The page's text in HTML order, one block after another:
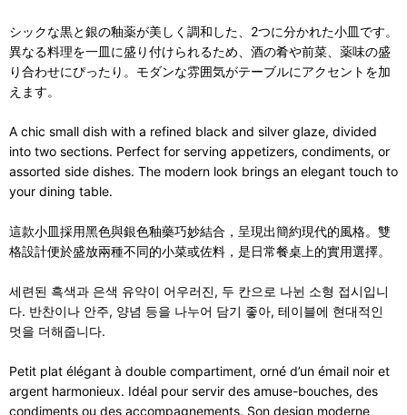
シックな黒と銀の釉薬が美しく調和した、2つに分かれた小皿です。
異なる料理を一皿に盛り付けられるため、酒の肴や前菜、薬味の盛
り合わせにぴったり。モダンな雰囲気がテーブルにアクセントを加
えます。
A chic small dish with a refined black and silver glaze, divided
into two sections. Perfect for serving appetizers, condiments, or
assorted side dishes. The modern look brings an elegant touch to
your dining table.
這款小皿採用黑色與銀色釉藥巧妙結合，呈現出簡約現代的風格。雙
格設計便於盛放兩種不同的小菜或佐料，是日常餐桌上的實用選擇。
세련된 흑색과 은색 유약이 어우러진, 두 칸으로 나뉜 소형 접시입니
다. 반찬이나 안주, 양념 등을 나누어 담기 좋아, 테이블에 현대적인
멋을 더해줍니다.
Petit plat élégant à double compartiment, orné d’un émail noir et
argent harmonieux. Idéal pour servir des amuse-bouches, des
condiments ou des accompagnements. Son design moderne